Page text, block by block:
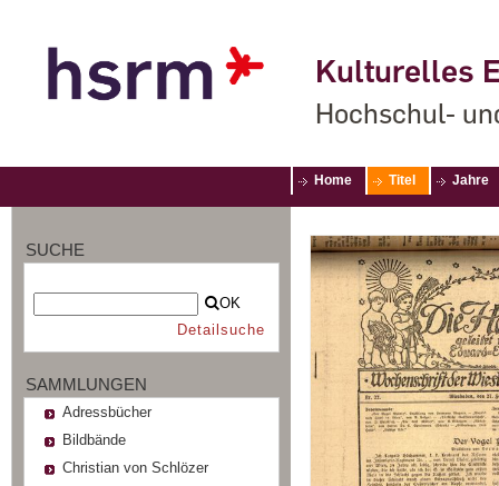
Kulturelles
Hochschul-
Home Titel Jahre
SUCHE
OK
Detailsuche
SAMMLUNGEN
Adressbücher
Bildbände
Christian von Schlözer